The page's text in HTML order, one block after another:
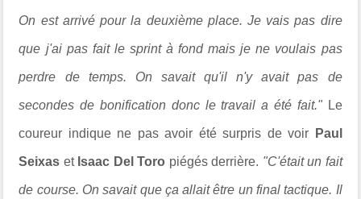
On est arrivé pour la deuxième place. Je vais pas dire
que j'ai pas fait le sprint à fond mais je ne voulais pas
perdre de temps. On savait qu'il n'y avait pas de
secondes de bonification donc le travail a été fait."Le
coureur indique ne pas avoir été surpris de voir Paul
Seixas et Isaac Del Toro piégés derrière. "C'était un fait
de course. On savait que ça allait être un final tactique. Il